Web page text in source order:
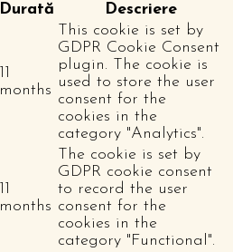
Durată Descriere
11
months
This cookie is set by
GDPR Cookie Consent
plugin. The cookie is
used to store the user
consent for the
cookies in the
category "Analytics".
11
months
The cookie is set by
GDPR cookie consent
to record the user
consent for the
cookies in the
category "Functional".